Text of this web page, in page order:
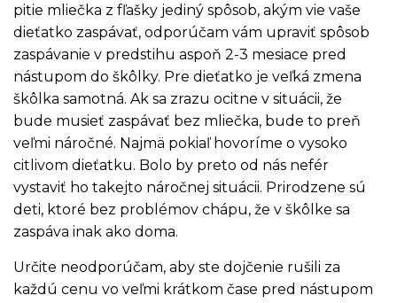
pitie mliečka z fľašky jediný spôsob, akým vie vaše
dieťatko zaspávať, odporúčam vám upraviť spôsob
zaspávanie v predstihu aspoň 2-3 mesiace pred
nástupom do škôlky. Pre dieťatko je veľká zmena
škôlka samotná. Ak sa zrazu ocitne v situácii, že
bude musieť zaspávať bez mliečka, bude to preň
veľmi náročné. Najmä pokiaľ hovoríme o vysoko
citlivom dieťatku. Bolo by preto od nás nefér
vystaviť ho takejto náročnej situácii. Prirodzene sú
deti, ktoré bez problémov chápu, že v škôlke sa
zaspáva inak ako doma.
Určite neodporúčam, aby ste dojčenie rušili za
každú cenu vo veľmi krátkom čase pred nástupom